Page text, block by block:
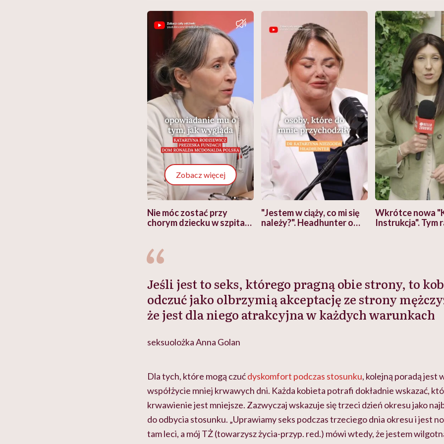
Zobacz więcej
Nie móc zostać przy
chorym dziecku w szpitalu
głupota i brak wyobraźni"
"Jestem w ciąży, co mi się
należy?". Headhunter o
Wkrótce nowa
Instrukcja". Tym
Jeśli jest to seks, którego pragną obie strony, to
odczuć jako olbrzymią akceptację ze strony
że jest dla niego atrakcyjna w każdych warunkach
seksuolożka Anna Golan
Dla tych, które mogą czućdyskomfort podczas stosunku, kolejną poradą jest
współżycie mniej krwawych dni. Każda kobieta potrafi dokładnie wskazać,
krwawienie jest mniejsze. Zazwyczaj wskazuje się trzeci dzień okresu jako
do odbycia stosunku. „Uprawiamy seks podczas trzeciego dnia okresu i jest
tam leci, a mój TŻ (towarzysz życia-przyp. red.) mówi wtedy, że jestem